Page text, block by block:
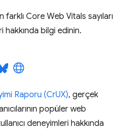
farklı Core Web Vitals sayıları
bilgi edinin.
Raporu (CrUX), gerçek
popüler web
deneyimleri hakkında